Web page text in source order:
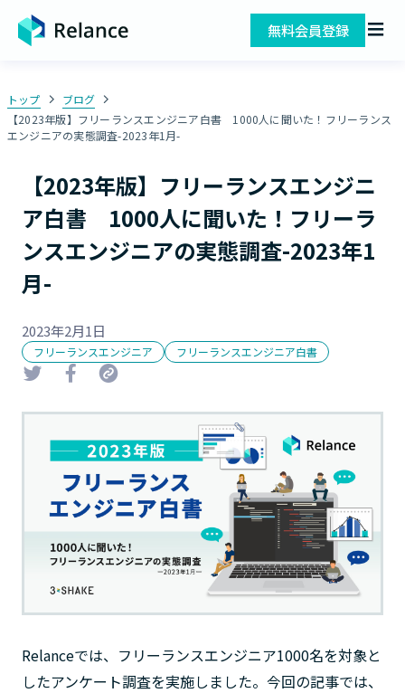
無料会員登録
トップ
ブログ
【2023年版】フリーランスエンジニア白書 1000人に聞いた！フリーランス
エンジニアの実態調査-2023年1月-
【2023年版】フリーランスエンジニ
ア白書 1000人に聞いた！フリーラ
ンスエンジニアの実態調査-2023年1
月-
2023年2月1日
フリーランスエンジニア フリーランスエンジニア白書
Relanceでは、フリーランスエンジニア1000名を対象と
したアンケート調査を実施しました。今回の記事では、